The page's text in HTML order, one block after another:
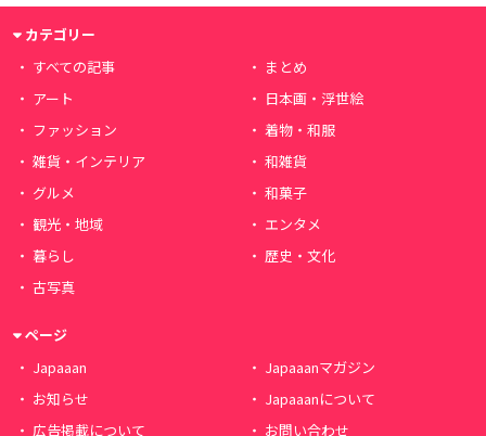
カテゴリー
すべての記事
まとめ
アート
日本画・浮世絵
ファッション
着物・和服
雑貨・インテリア
和雑貨
グルメ
和菓子
観光・地域
エンタメ
暮らし
歴史・文化
古写真
ページ
Japaaan
Japaaanマガジン
お知らせ
Japaaanについて
広告掲載について
お問い合わせ